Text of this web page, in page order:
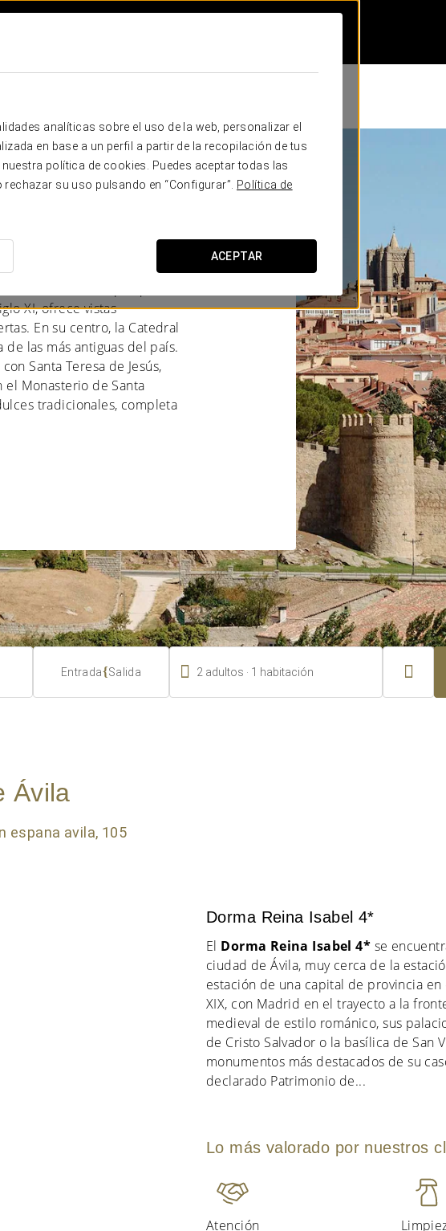
analíticas sobre el uso de la web, personalizar el
en base a un perfil a partir de la recopilación de tus
política de cookies. Puedes aceptar todas las
su uso pulsando en “Configurar”.
Política de
ACEPTAR
destaca por su
XI, ofrece vistas
En su centro, la Catedral
las más antiguas del país.
Santa Teresa de Jesús,
el Monasterio de Santa
tradicionales, completa
Entrada{Salida  2 adultos 1 habitación 
Ávila
Dorma Reina Isabel 4*
El Dorma Reina Isabel 4* se
ciudad de Ávila, muy cerca de la
estación de una capital de provincia
XIX, con Madrid en el trayecto a la
medieval de estilo románico, sus
de Cristo Salvador o la basílica de San
monumentos más destacados de su
declarado Patrimonio de...
Lo más valorado por nuestros
Atención